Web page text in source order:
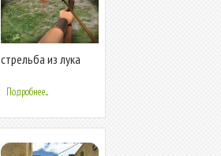
стрельба из лука
Подробнее...